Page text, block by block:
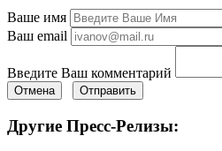
Ваше имя
Ваш email
Введите Ваш комментарий
Отмена Отправить
Другие Пресс-Релизы: